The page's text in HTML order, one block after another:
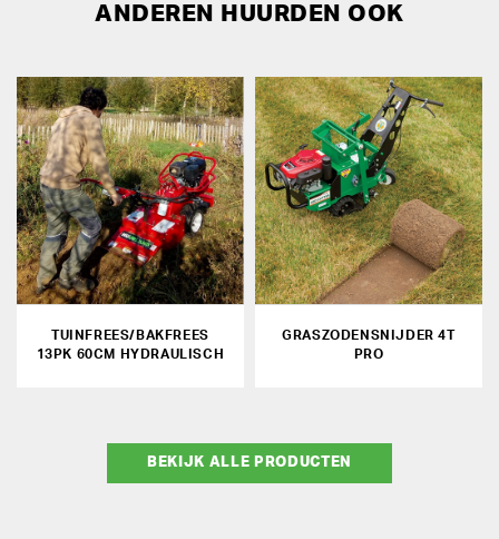
ANDEREN HUURDEN OOK
TUINFREES/BAKFREES
13PK 60CM HYDRAULISCH
GRASZODENSNIJDER 4T
PRO
BEKIJK ALLE PRODUCTEN